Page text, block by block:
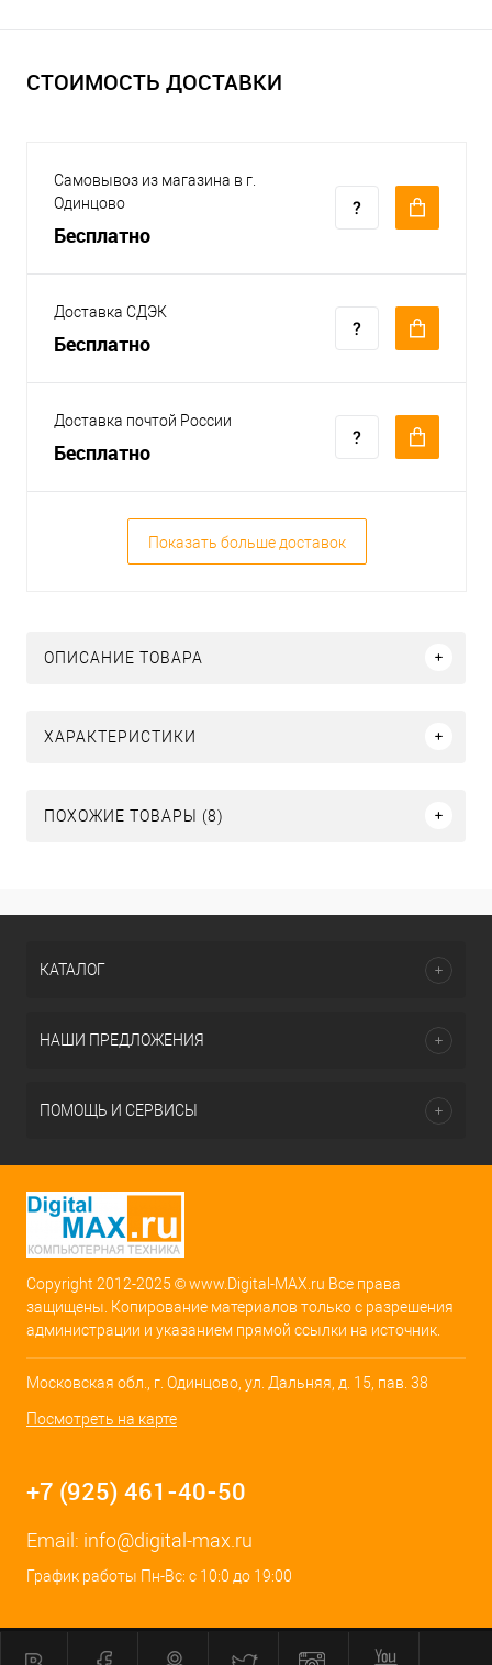
СТОИМОСТЬ ДОСТАВКИ
Самовывоз из магазина в г.
Одинцово
Бесплатно
Доставка СДЭК
Бесплатно
Доставка почтой России
Бесплатно
Показать больше доставок
ОПИСАНИЕ ТОВАРА
ХАРАКТЕРИСТИКИ
ПОХОЖИЕ ТОВАРЫ (8)
КАТАЛОГ
НАШИ ПРЕДЛОЖЕНИЯ
ПОМОЩЬ И СЕРВИСЫ
Copyright 2012-2025 © www.Digital-MAX.ru Все права
защищены. Копирование материалов только с разрешения
администрации и указанием прямой ссылки на источник.
Московская обл., г. Одинцово, ул. Дальняя, д. 15, пав. 38
Посмотреть на карте
+7 (925) 461-40-50
Email: info@digital-max.ru
График работы Пн-Вс: с 10:0 до 19:00